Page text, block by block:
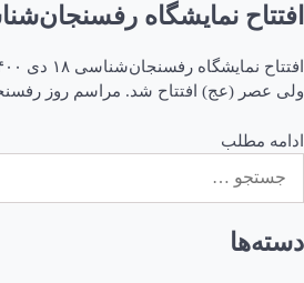
افتتاح نمایشگاه
ولی عصر (عج) افتتاح شد. مراسم روز
ادامه مطلب
برای:
دسته‌ها